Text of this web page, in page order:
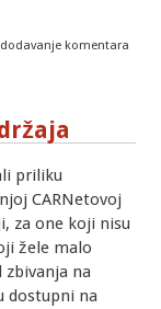
CUC-a
komentara
priliku
CARNetovoj
za one koji nisu
žele malo
na
dostupni na